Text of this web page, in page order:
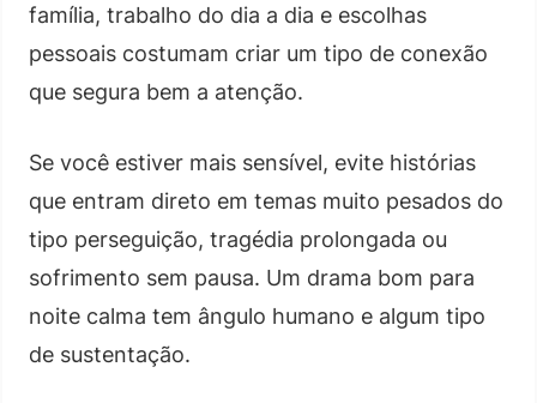
família, trabalho do dia a dia e escolhas
pessoais costumam criar um tipo de conexão
que segura bem a atenção.
Se você estiver mais sensível, evite histórias
que entram direto em temas muito pesados do
tipo perseguição, tragédia prolongada ou
sofrimento sem pausa. Um drama bom para
noite calma tem ângulo humano e algum tipo
de sustentação.